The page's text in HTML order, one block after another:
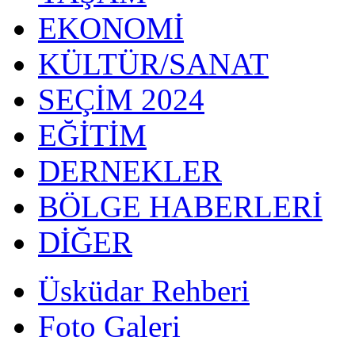
EKONOMİ
KÜLTÜR/SANAT
SEÇİM 2024
EĞİTİM
DERNEKLER
BÖLGE HABERLERİ
DİĞER
Üsküdar Rehberi
Foto Galeri